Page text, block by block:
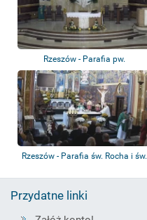
Rzeszów - Parafia pw.
Błogosławionej Kar...
Rzeszów - Parafia św. Rocha i św.
Przydatne linki